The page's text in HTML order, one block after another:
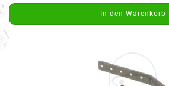
In den Warenkorb